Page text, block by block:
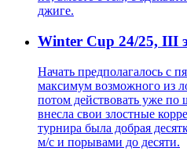
джиге.
Winter Cup 24/25, III
Начать предполагалось с
максимум возможного из
потом действовать уже по
внесла свои злостные
турнира была добрая
м/с и порывами до десяти.